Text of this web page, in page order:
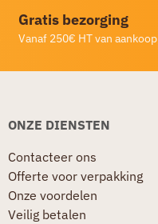
Gratis bezorging
Vanaf 250€ HT van aankoop
ONZE DIENSTEN
Contacteer ons
Offerte voor verpakking
Onze voordelen
Veilig betalen